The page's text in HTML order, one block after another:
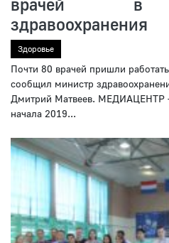
здравоохранения
Здоровье
Почти 80 врачей пришли
сообщил министр
Дмитрий Матвеев. МЕДИАЦЕНТР
начала 2019...